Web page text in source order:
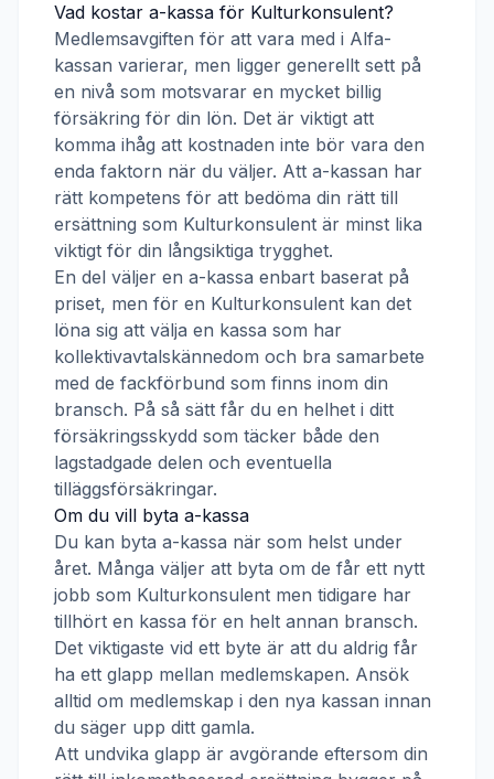
Vad kostar a-kassa för Kulturkonsulent?
Medlemsavgiften för att vara med i Alfa-
kassan varierar, men ligger generellt sett på
en nivå som motsvarar en mycket billig
försäkring för din lön. Det är viktigt att
komma ihåg att kostnaden inte bör vara den
enda faktorn när du väljer. Att a-kassan har
rätt kompetens för att bedöma din rätt till
ersättning som Kulturkonsulent är minst lika
viktigt för din långsiktiga trygghet.
En del väljer en a-kassa enbart baserat på
priset, men för en Kulturkonsulent kan det
löna sig att välja en kassa som har
kollektivavtalskännedom och bra samarbete
med de fackförbund som finns inom din
bransch. På så sätt får du en helhet i ditt
försäkringsskydd som täcker både den
lagstadgade delen och eventuella
tilläggsförsäkringar.
Om du vill byta a-kassa
Du kan byta a-kassa när som helst under
året. Många väljer att byta om de får ett nytt
jobb som Kulturkonsulent men tidigare har
tillhört en kassa för en helt annan bransch.
Det viktigaste vid ett byte är att du aldrig får
ha ett glapp mellan medlemskapen. Ansök
alltid om medlemskap i den nya kassan innan
du säger upp ditt gamla.
Att undvika glapp är avgörande eftersom din